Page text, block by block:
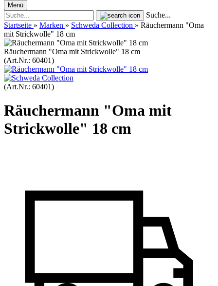
Menü
Suche...
Startseite » Marken » Schweda Collection » Räuchermann "Oma
mit Strickwolle" 18 cm
Räuchermann "Oma mit Strickwolle" 18 cm
(Art.Nr.: 60401)
(Art.Nr.: 60401)
Räuchermann "Oma mit
Strickwolle" 18 cm